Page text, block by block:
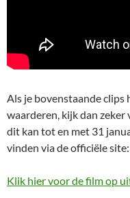
Als je bovenstaande clips
waarderen, kijk dan zeker
dit kan tot en met 31
vinden via de officiële site:
Klik hier voor de film op